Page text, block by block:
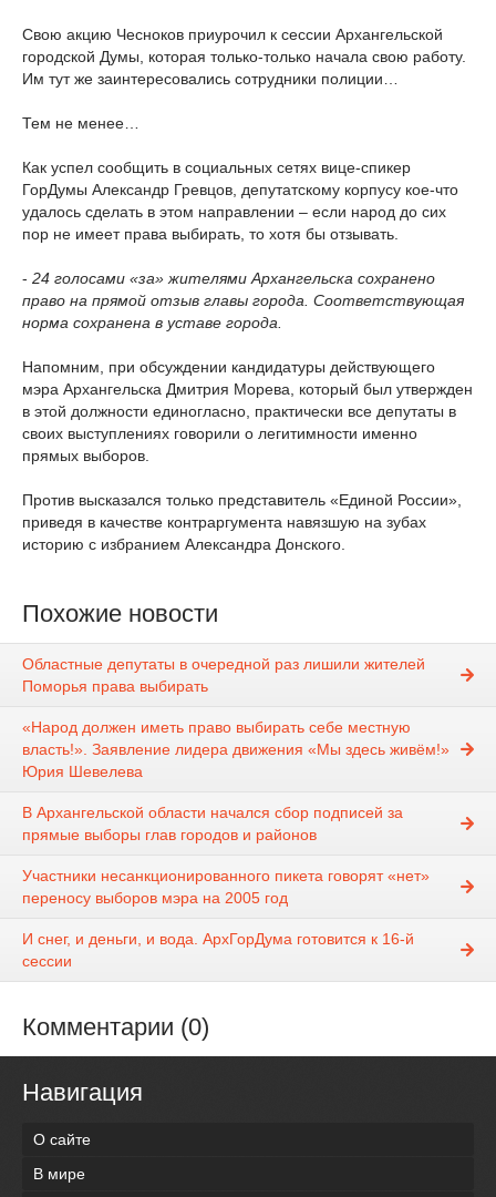
Свою акцию Чесноков приурочил к сессии Архангельской
городской Думы, которая только-только начала свою работу.
Им тут же заинтересовались сотрудники полиции…
Тем не менее…
Как успел сообщить в социальных сетях вице-спикер
ГорДумы Александр Гревцов, депутатскому корпусу кое-что
удалось сделать в этом направлении – если народ до сих
пор не имеет права выбирать, то хотя бы отзывать.
- 24 голосами «за» жителями Архангельска сохранено
право на прямой отзыв главы города. Соответствующая
норма сохранена в уставе города.
Напомним, при обсуждении кандидатуры действующего
мэра Архангельска Дмитрия Морева, который был утвержден
в этой должности единогласно, практически все депутаты в
своих выступлениях говорили о легитимности именно
прямых выборов.
Против высказался только представитель «Единой России»,
приведя в качестве контраргумента навязшую на зубах
историю с избранием Александра Донского.
Похожие новости
Областные депутаты в очередной раз лишили жителей
Поморья права выбирать
«Народ должен иметь право выбирать себе местную
власть!». Заявление лидера движения «Мы здесь живём!»
Юрия Шевелева
В Архангельской области начался сбор подписей за
прямые выборы глав городов и районов
Участники несанкционированного пикета говорят «нет»
переносу выборов мэра на 2005 год
И снег, и деньги, и вода. АрхГорДума готовится к 16-й
сессии
Комментарии (0)
Навигация
О сайте
В мире